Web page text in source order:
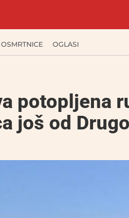
OSMRTNICE OGLASI
potopljena
još od